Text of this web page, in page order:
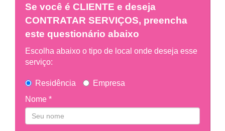
Se você é CLIENTE e deseja
CONTRATAR SERVIÇOS, preencha
este questionário abaixo
Escolha abaixo o tipo de local onde deseja esse
serviço:
Residência
Empresa
Nome *